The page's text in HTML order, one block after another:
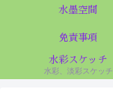
水墨空間
免責事項
水彩スケッチ
水彩、淡彩スケッチ